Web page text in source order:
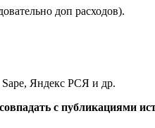
доп расходов).
Яндекс РСЯ и др.
с публикациями